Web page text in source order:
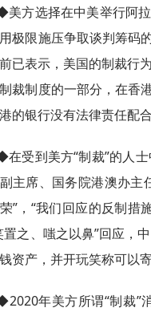
美方选择在中美举行阿拉
极限施压争取谈判筹码
已表示，美国的制裁行
裁制度的一部分，在香
的银行没有法律责任配合
在受到美方“制裁”的人
主席、国务院港澳办主
”，“我们回应的反制措
置之、嗤之以鼻”回应，
资产，并开玩笑称可以
年美方所谓“制裁”